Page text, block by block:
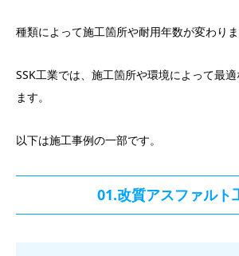
種類によって施工箇所や耐用年数が変わりま
SSK工業では、施工箇所や環境によって最
ます。
以下は施工事例の一部です。
01.改質アスファルト